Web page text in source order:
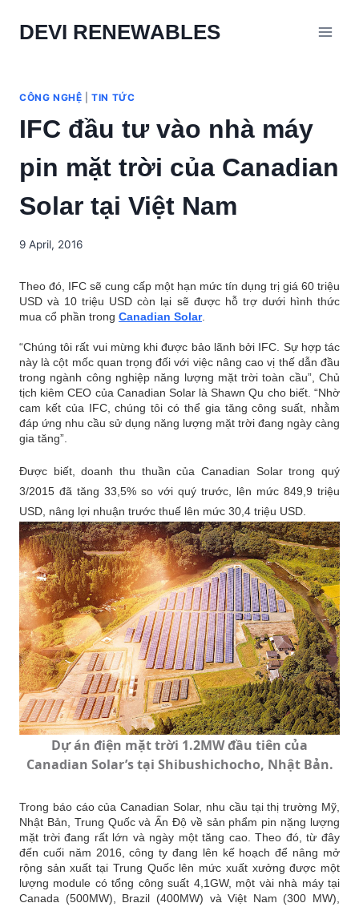
DEVI RENEWABLES
CÔNG NGHỆ |TIN TỨC
IFC đầu tư vào nhà máy
pin mặt trời của Canadian
Solar tại Việt Nam
9 April, 2016
Theo đó, IFC sẽ cung cấp một hạn mức tín dụng trị giá 60 triệu
USD và 10 triệu USD còn lại sẽ được hỗ trợ dưới hình thức
mua cổ phần trong Canadian Solar.
“Chúng tôi rất vui mừng khi được bảo lãnh bởi IFC. Sự hợp tác
này là cột mốc quan trọng đối với việc nâng cao vị thế dẫn đầu
trong ngành công nghiệp năng lượng mặt trời toàn cầu”, Chủ
tịch kiêm CEO của Canadian Solar là Shawn Qu cho biết. “Nhờ
cam kết của IFC, chúng tôi có thể gia tăng công suất, nhằm
đáp ứng nhu cầu sử dụng năng lượng mặt trời đang ngày càng
gia tăng”.
Được biết, doanh thu thuần của Canadian Solar trong quý
3/2015 đã tăng 33,5% so với quý trước, lên mức 849,9 triệu
USD, nâng lợi nhuận trước thuế lên mức 30,4 triệu USD.
Dự án điện mặt trời 1.2MW đầu tiên của
Canadian Solar’s tại Shibushichocho, Nhật Bản.
Trong báo cáo của Canadian Solar, nhu cầu tại thị trường Mỹ,
Nhật Bản, Trung Quốc và Ấn Độ về sản phẩm pin nặng lượng
mặt trời đang rất lớn và ngày một tăng cao. Theo đó, từ đây
đến cuối năm 2016, công ty đang lên kế hoạch để nâng mở
rộng sản xuất tại Trung Quốc lên mức xuất xưởng được một
lượng module có tổng công suất 4,1GW, một vài nhà máy tại
Canada (500MW), Brazil (400MW) và Việt Nam (300 MW),